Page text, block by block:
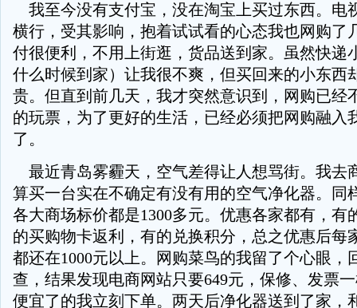
我至今没有支付宝，没在淘宝上买过东西。电
横行，受其影响，抱着试试看的心态我也网购了
付很便利，不用上街逛，货品送到家。虽然快递
什么时候到家）让我很不爽，但买回来的小东西
贵。但直到前几天，我才突然意识到，网购已经
的玩票，为了更好的生活，已经必须把网购融入
了。
最近青岛雾霾天，空气差得让人想骂街。我去
算买一台实在不确定有没有用的空气净化器。同
各大商场标价都是1300多元。优惠各家都有，有
的买购物卡返利，有的兑换积分，总之优惠后每
都还在1000元以上。网购菜鸟的我留了个心眼，
查，结果发现电商网站只要649元，保修、发票
便宜了的我立刻下单。两天后净化器送到了家，